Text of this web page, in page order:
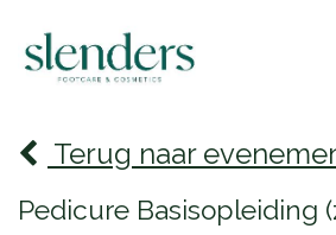
Terug naar
Pedicure Basisopleiding